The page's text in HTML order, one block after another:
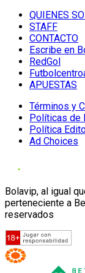
QUIENES
STAFF
CONTACTO
Escribe en
RedGol
APUESTAS
Términos y
Políticas de
Política
Ad Choices
Bolavip, al igual
perteneciente a
reservados